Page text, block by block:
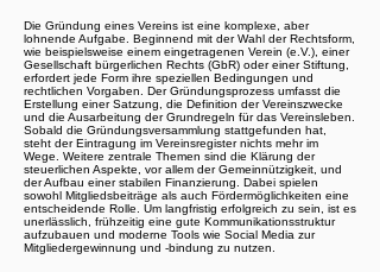
Die Gründung eines Vereins ist eine komplexe, aber
lohnende Aufgabe. Beginnend mit der Wahl der Rechtsform,
wie beispielsweise einem eingetragenen Verein (e.V.), einer
Gesellschaft bürgerlichen Rechts (GbR) oder einer Stiftung,
erfordert jede Form ihre speziellen Bedingungen und
rechtlichen Vorgaben. Der Gründungsprozess umfasst die
Erstellung einer Satzung, die Definition der Vereinszwecke
und die Ausarbeitung der Grundregeln für das Vereinsleben.
Sobald die Gründungsversammlung stattgefunden hat,
steht der Eintragung im Vereinsregister nichts mehr im
Wege. Weitere zentrale Themen sind die Klärung der
steuerlichen Aspekte, vor allem der Gemeinnützigkeit, und
der Aufbau einer stabilen Finanzierung. Dabei spielen
sowohl Mitgliedsbeiträge als auch Fördermöglichkeiten eine
entscheidende Rolle. Um langfristig erfolgreich zu sein, ist es
unerlässlich, frühzeitig eine gute Kommunikationsstruktur
aufzubauen und moderne Tools wie Social Media zur
Mitgliedergewinnung und -bindung zu nutzen.